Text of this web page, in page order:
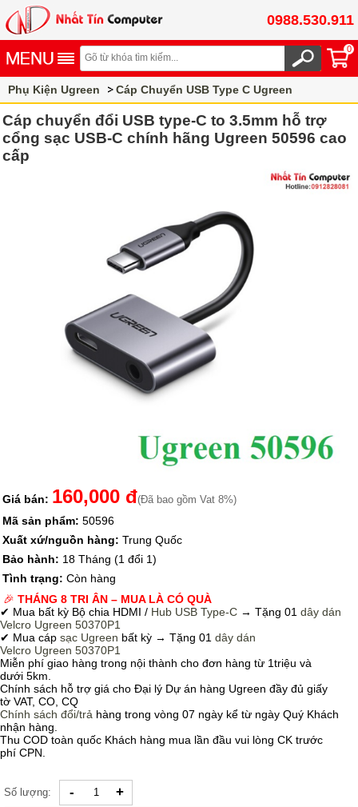
0988.530.911
0
Phụ Kiện Ugreen Cáp Chuyển USB Type C Ugreen
Cáp chuyển đổi USB type-C to 3.5mm hỗ trợ
cổng sạc USB-C chính hãng Ugreen 50596 cao
cấp
Giá bán: 160,000 đ(Đã bao gồm Vat 8%)
Mã sản phẩm: 50596
Xuất xứ/nguồn hàng: Trung Quốc
Bảo hành: 18 Tháng (1 đổi 1)
Tình trạng: Còn hàng
🎉 THÁNG 8 TRI ÂN – MUA LÀ CÓ QUÀ
✔ Mua bất kỳ Bộ chia HDMI / Hub USB Type-C → Tặng 01 dây dán
Velcro Ugreen 50370P1
✔ Mua cáp sạc Ugreen bất kỳ → Tặng 01 dây dán
Velcro Ugreen 50370P1
Miễn phí giao hàng trong nội thành cho đơn hàng từ 1triệu và
dưới 5km.
Chính sách hỗ trợ giá cho Đại lý Dự án hàng Ugreen đầy đủ giấy
tờ VAT, CO, CQ
Chính sách đổi/trả hàng trong vòng 07 ngày kể từ ngày Quý Khách
nhận hàng.
Thu COD toàn quốc Khách hàng mua lần đầu vui lòng CK trước
phí CPN.
Số lượng: - +